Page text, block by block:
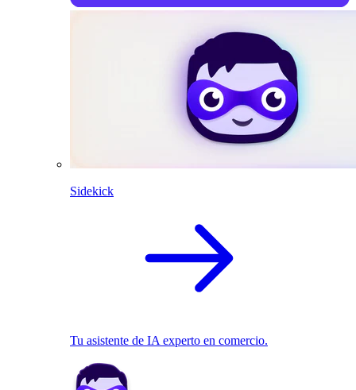
Sidekick
Tu asistente de IA experto en comercio.